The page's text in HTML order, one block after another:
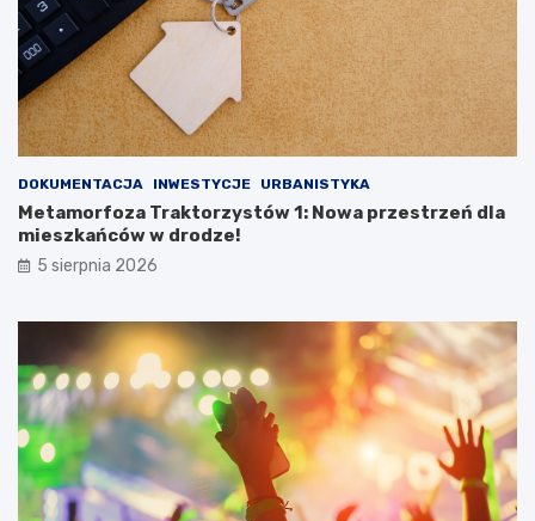
DOKUMENTACJA INWESTYCJE URBANISTYKA
Metamorfoza Traktorzystów 1: Nowa przestrzeń dla
mieszkańców w drodze!
5 sierpnia 2026